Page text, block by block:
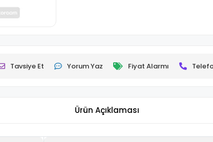
Tavsiye Et Yorum Yaz Fiyat Alarmı
Ürün Açıklaması